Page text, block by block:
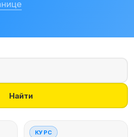
Найти
КУРС